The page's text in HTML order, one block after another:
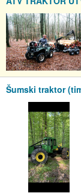
Šumski traktor